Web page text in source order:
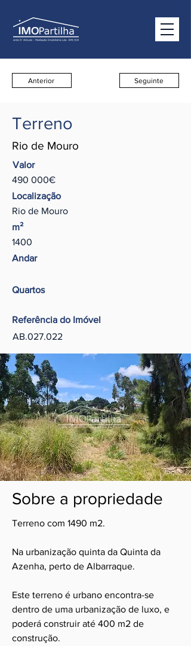
Anterior Seguinte
Terreno
Rio de Mouro
Valor
490 000€
Localização
Rio de Mouro
m²
1400
Andar
Quartos
Referência do Imóvel
AB.027.022
Sobre a propriedade
Terreno com 1490 m2.
Na urbanização quinta da Quinta da
Azenha, perto de Albarraque.
Este terreno é urbano encontra-se
dentro de uma urbanização de luxo, e
poderá construir até 400 m2 de
construção.